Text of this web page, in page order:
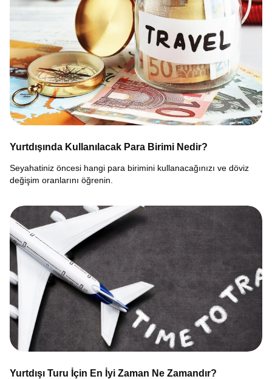
Yurtdışında Kullanılacak Para Birimi Nedir?
Seyahatiniz öncesi hangi para birimini kullanacağınızı ve döviz
değişim oranlarını öğrenin.
Yurtdışı Turu İçin En İyi Zaman Ne Zamandır?